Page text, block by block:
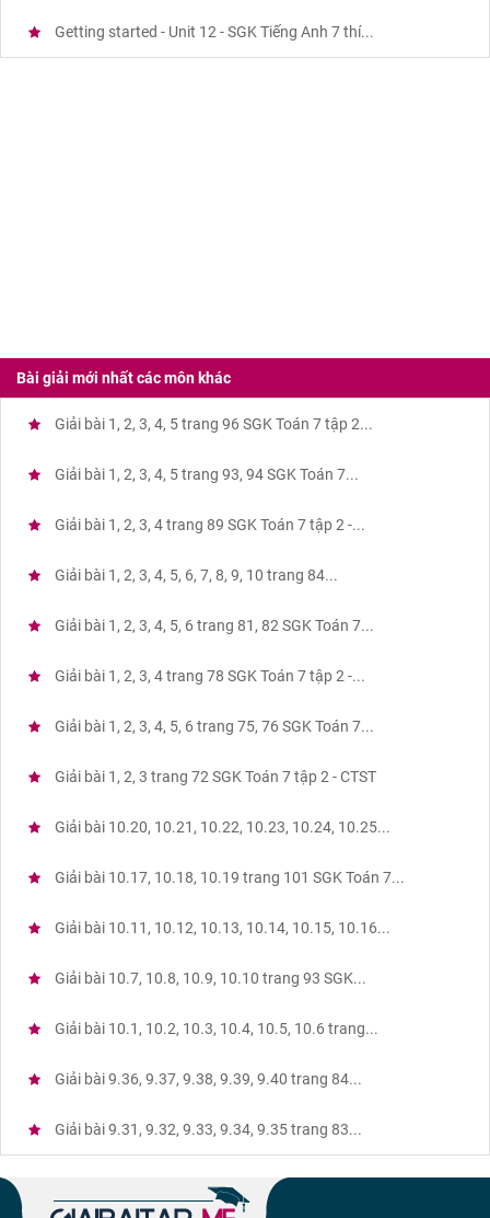
Getting started - Unit 12 - SGK Tiếng Anh 7 thí...
Bài giải mới nhất các môn khác
Giải bài 1, 2, 3, 4, 5 trang 96 SGK Toán 7 tập 2...
Giải bài 1, 2, 3, 4, 5 trang 93, 94 SGK Toán 7...
Giải bài 1, 2, 3, 4 trang 89 SGK Toán 7 tập 2 -...
Giải bài 1, 2, 3, 4, 5, 6, 7, 8, 9, 10 trang 84...
Giải bài 1, 2, 3, 4, 5, 6 trang 81, 82 SGK Toán 7...
Giải bài 1, 2, 3, 4 trang 78 SGK Toán 7 tập 2 -...
Giải bài 1, 2, 3, 4, 5, 6 trang 75, 76 SGK Toán 7...
Giải bài 1, 2, 3 trang 72 SGK Toán 7 tập 2 - CTST
Giải bài 10.20, 10.21, 10.22, 10.23, 10.24, 10.25...
Giải bài 10.17, 10.18, 10.19 trang 101 SGK Toán 7...
Giải bài 10.11, 10.12, 10.13, 10.14, 10.15, 10.16...
Giải bài 10.7, 10.8, 10.9, 10.10 trang 93 SGK...
Giải bài 10.1, 10.2, 10.3, 10.4, 10.5, 10.6 trang...
Giải bài 9.36, 9.37, 9.38, 9.39, 9.40 trang 84...
Giải bài 9.31, 9.32, 9.33, 9.34, 9.35 trang 83...